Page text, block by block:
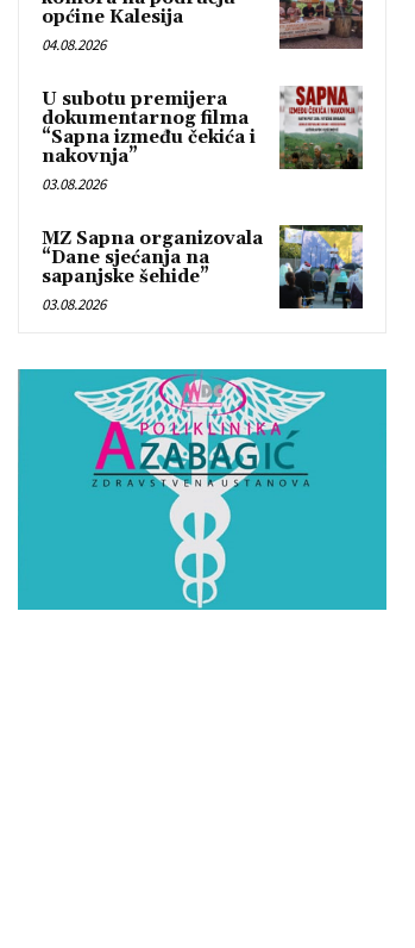
općine Kalesija
04.08.2026
U subotu premijera
dokumentarnog filma
“Sapna između čekića i
nakovnja”
03.08.2026
MZ Sapna organizovala
“Dane sjećanja na
sapanjske šehide”
03.08.2026